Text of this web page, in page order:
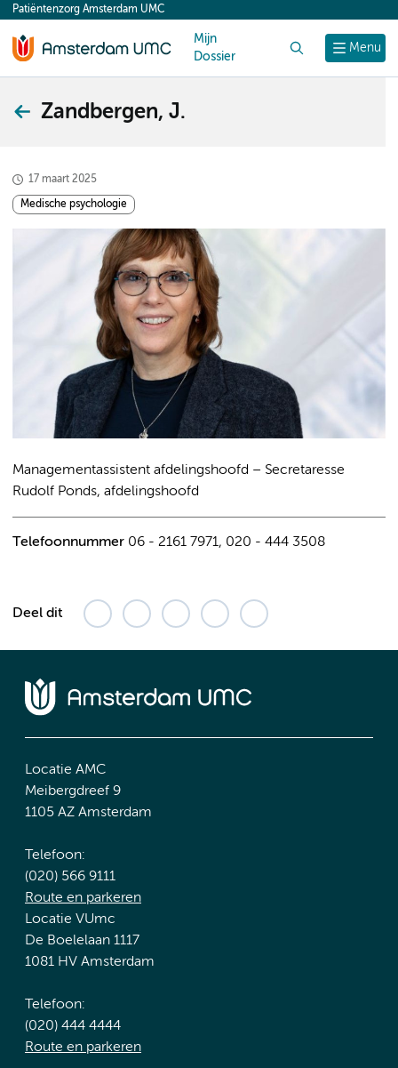
content
Menu
Patiëntenzorg Amsterdam UMC
Mijn
Dossier
Zandbergen, J.
17 maart 2025
Medische psychologie
Managementassistent afdelingshoofd – Secretaresse
Rudolf Ponds, afdelingshoofd
Telefoonnummer 06 - 2161 7971, 020 - 444 3508
Deel dit
Locatie AMC
Meibergdreef 9
1105 AZ Amsterdam
Telefoon:
(020) 566 9111
Route en parkeren
Locatie VUmc
De Boelelaan 1117
1081 HV Amsterdam
Telefoon:
(020) 444 4444
Route en parkeren